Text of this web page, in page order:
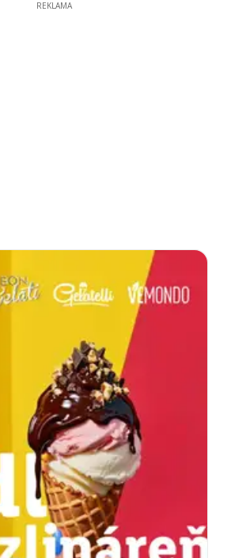
REKLAMA